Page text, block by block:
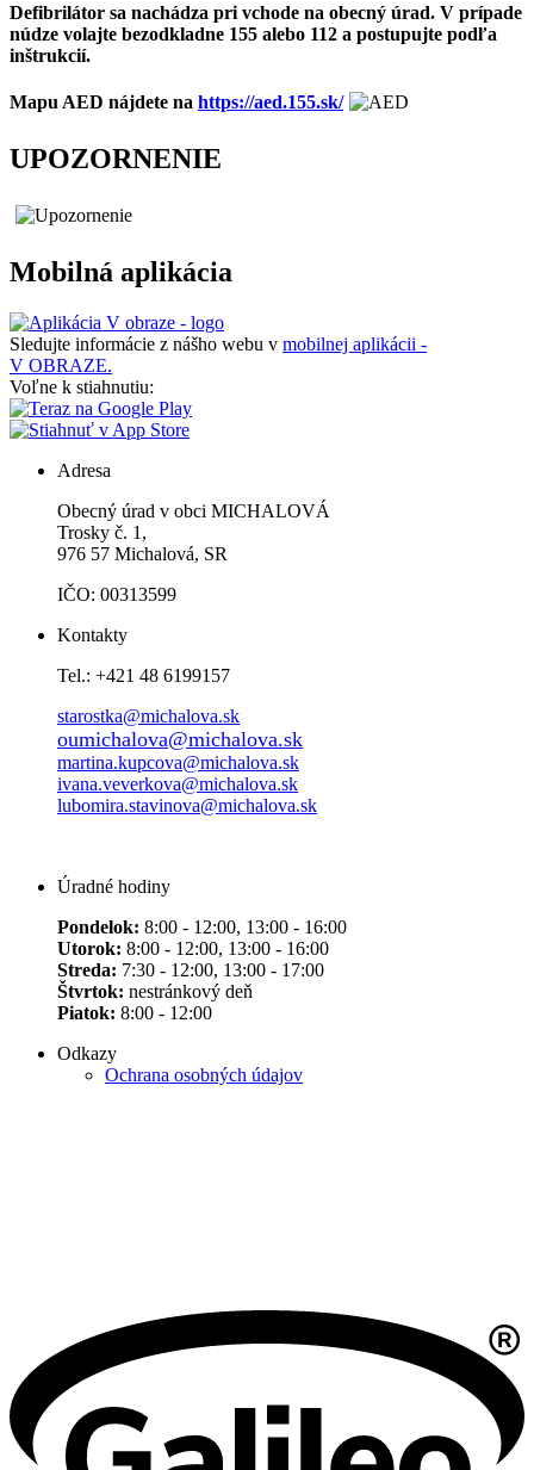
Defibrilátor sa nachádza pri vchode na obecný úrad. V prípade
núdze volajte bezodkladne 155 alebo 112 a postupujte podľa
inštrukcií.
Mapu AED nájdete na https://aed.155.sk/
UPOZORNENIE
Mobilná aplikácia
Sledujte informácie z nášho webu v mobilnej aplikácii -
V OBRAZE.
Voľne k stiahnutiu:
Adresa
Obecný úrad v obci MICHALOVÁ
Trosky č. 1,
976 57 Michalová, SR
IČO: 00313599
Kontakty
Tel.: +421 48 6199157
starostka@michalova.sk
oumichalova@michalova.sk
martina.kupcova@michalova.sk
ivana.veverkova@michalova.sk
lubomira.stavinova@michalova.sk
Úradné hodiny
Pondelok: 8:00 - 12:00, 13:00 - 16:00
Utorok: 8:00 - 12:00, 13:00 - 16:00
Streda: 7:30 - 12:00, 13:00 - 17:00
Štvrtok: nestránkový deň
Piatok: 8:00 - 12:00
Odkazy
Ochrana osobných údajov